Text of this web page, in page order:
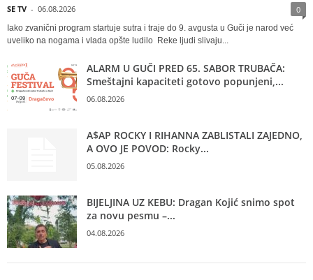
SE TV - 06.08.2026 0
Iako zvanični program startuje sutra i traje do 9. avgusta u Guči je narod već
uveliko na nogama i vlada opšte ludilo Reke ljudi slivaju...
ALARM U GUČI PRED 65. SABOR TRUBAČA:
Smeštajni kapaciteti gotovo popunjeni,...
06.08.2026
A$AP ROCKY I RIHANNA ZABLISTALI ZAJEDNO,
A OVO JE POVOD: Rocky...
05.08.2026
BIJELJINA UZ KEBU: Dragan Kojić snimo spot
za novu pesmu –...
04.08.2026